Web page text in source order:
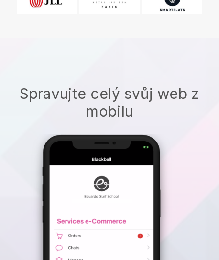
Spravujte celý svůj web z
mobilu